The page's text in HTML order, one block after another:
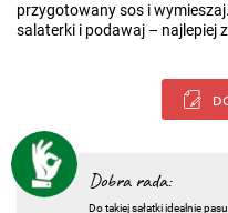
przygotowany sos i
salaterki i podawaj – najlepiej
Dobra rada:
Do takiej sałatki idealnie